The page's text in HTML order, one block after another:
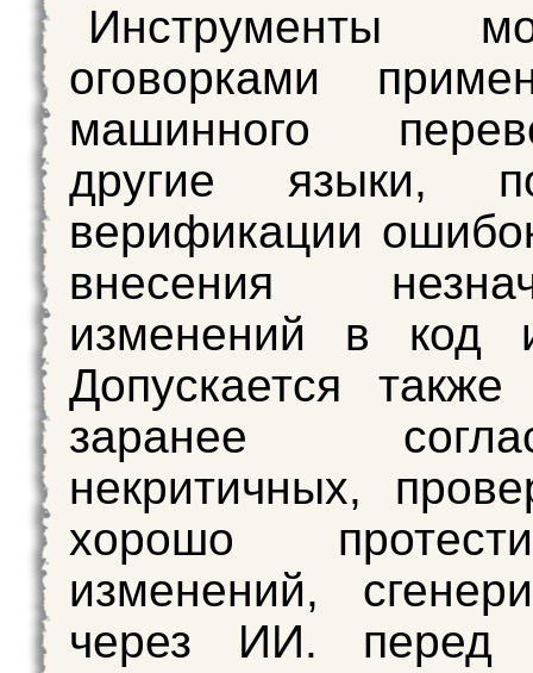
Инструменты
оговорками
машинного
другие языки,
верификации
внесения
изменений в код
Допускается также
заранее
некритичных,
хорошо
изменений,
через ИИ. перед